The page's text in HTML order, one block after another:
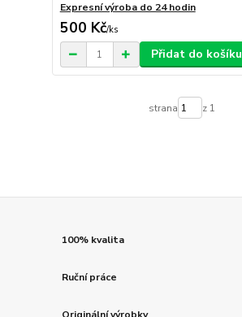
Expresní výroba do 24 hodin
500 Kč/ks
Přidat do košíku
strana z 1
100% kvalita
Ruční práce
Originální výrobky